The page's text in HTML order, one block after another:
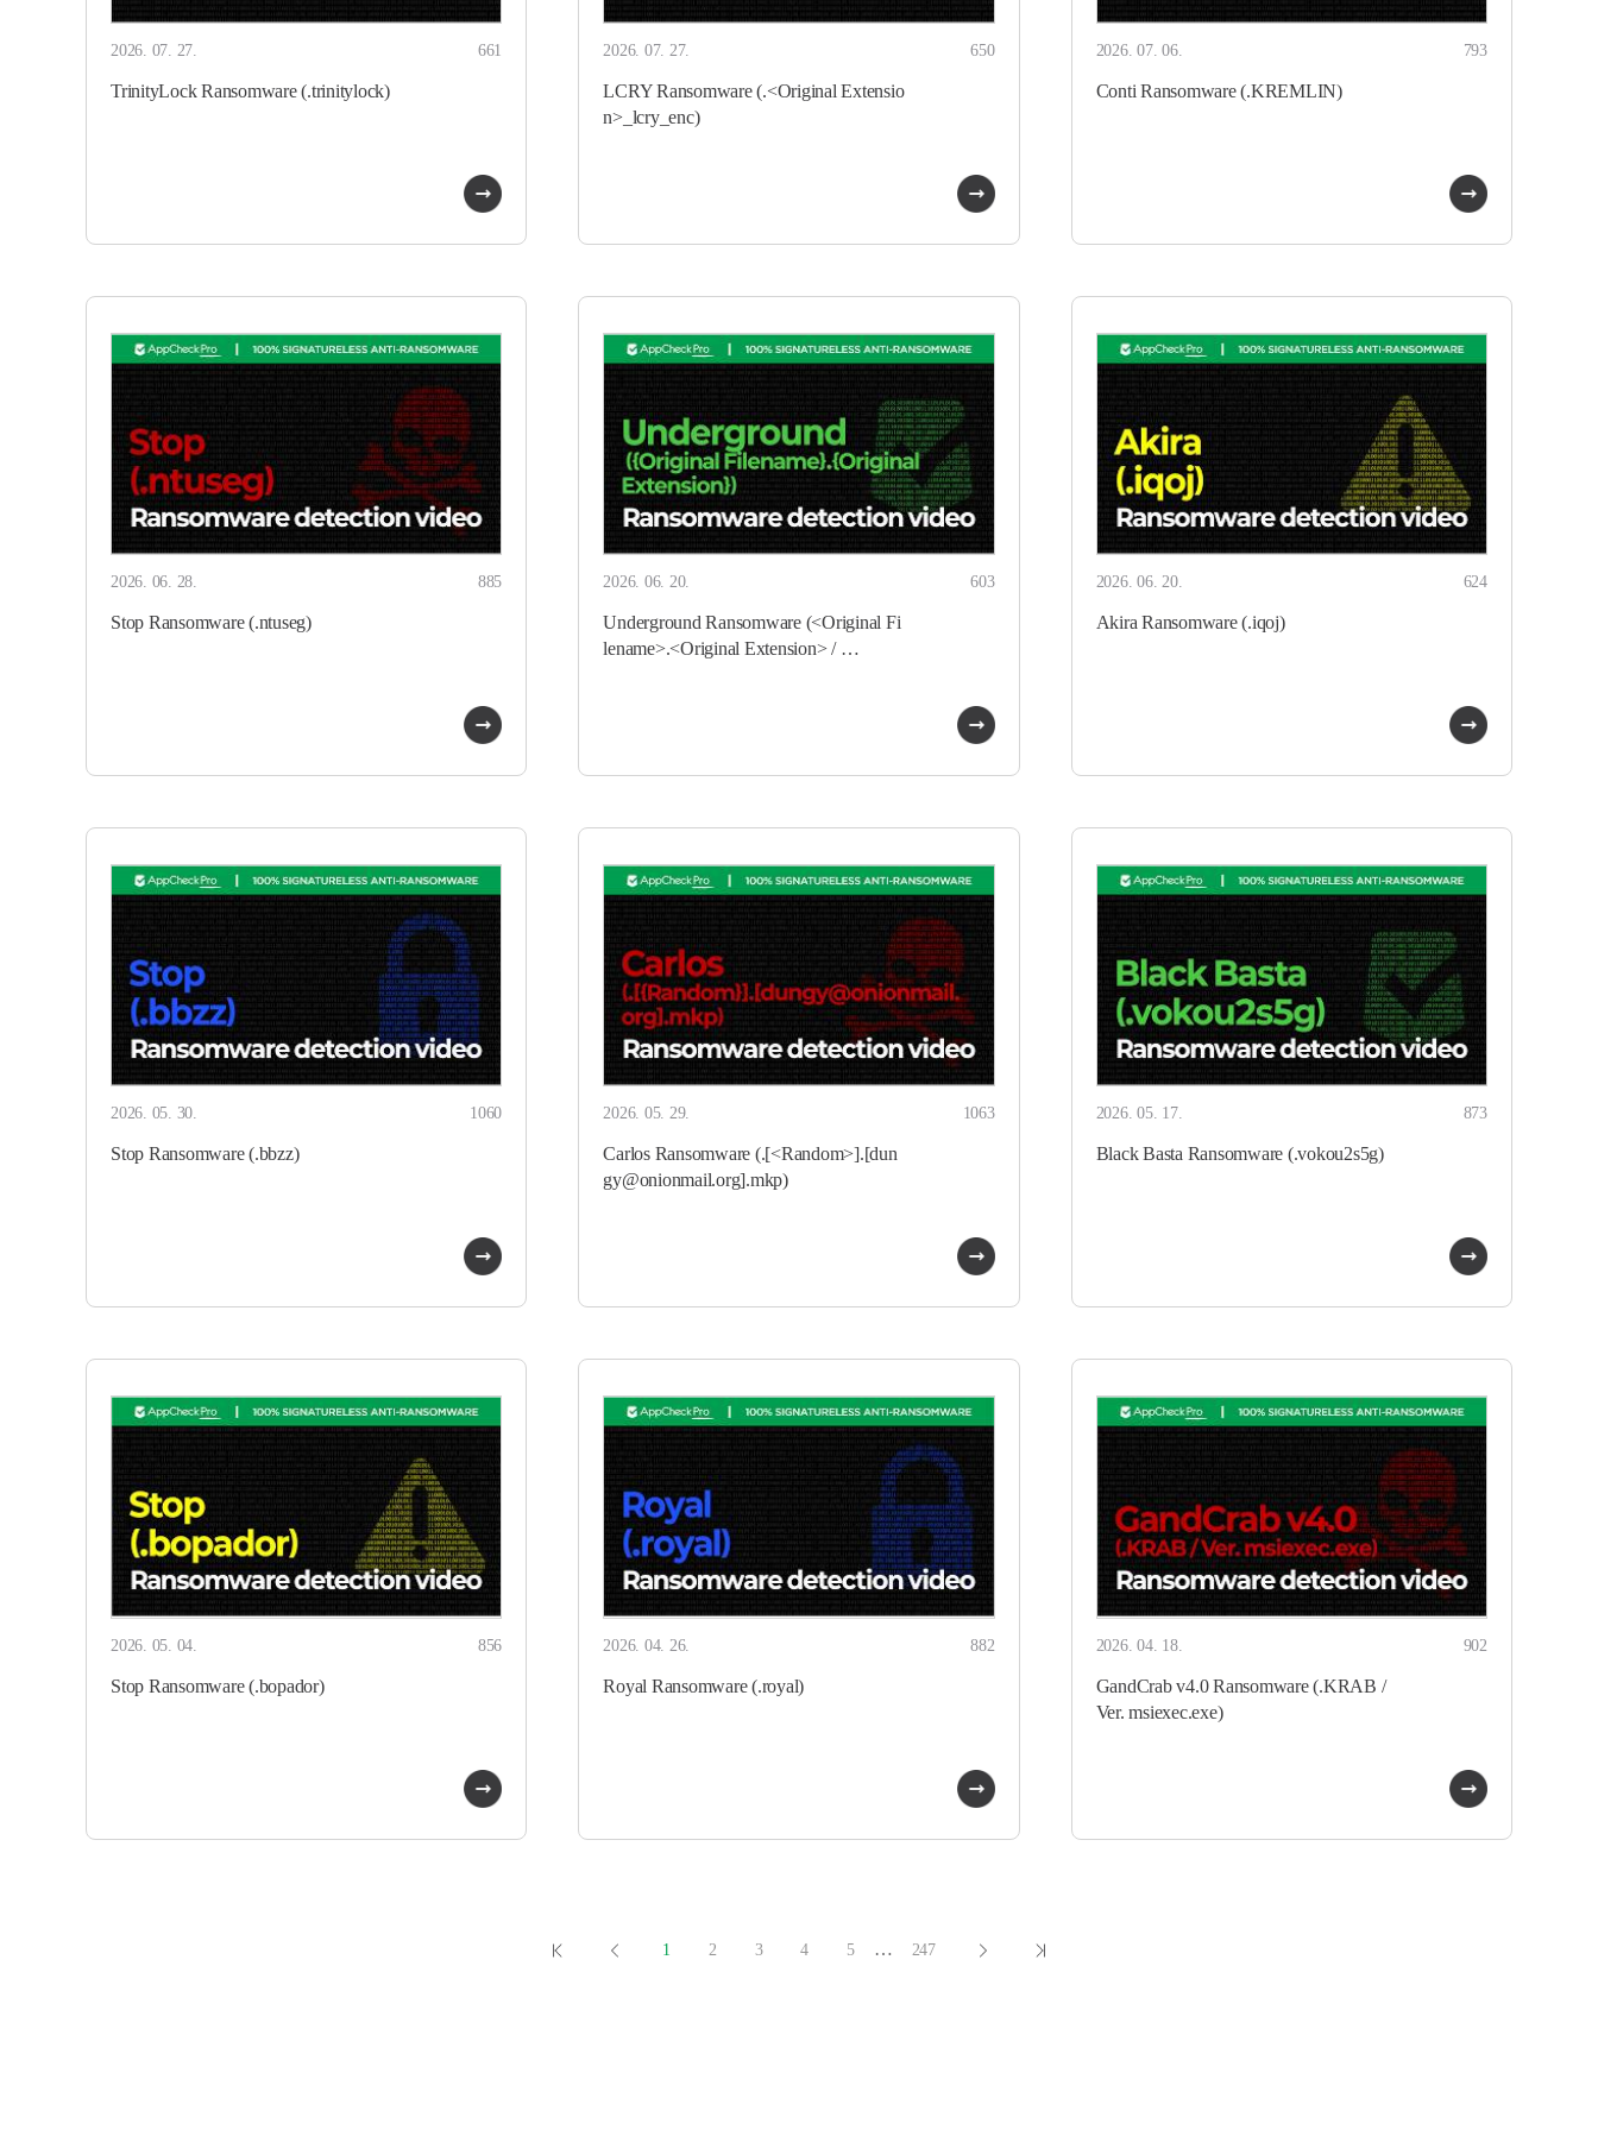
2026. 07. 27. 661
TrinityLock Ransomware (.trinitylock)
2026. 07. 27. 650
LCRY Ransomware (.<Original Extensio
n>_lcry_enc)
2026. 07. 06. 793
Conti Ransomware (.KREMLIN)
2026. 06. 28. 885
Stop Ransomware (.ntuseg)
2026. 06. 20. 603
Underground Ransomware (<Original Fi
lename>.<Original Extension> / …
2026. 06. 20. 624
Akira Ransomware (.iqoj)
2026. 05. 30. 1060
Stop Ransomware (.bbzz)
2026. 05. 29. 1063
Carlos Ransomware (.[<Random>].[dun
gy@onionmail.org].mkp)
2026. 05. 17. 873
Black Basta Ransomware (.vokou2s5g)
2026. 05. 04. 856
Stop Ransomware (.bopador)
2026. 04. 26. 882
Royal Ransomware (.royal)
2026. 04. 18. 902
GandCrab v4.0 Ransomware (.KRAB /
Ver. msiexec.exe)
1 2 3 4 5 … 247